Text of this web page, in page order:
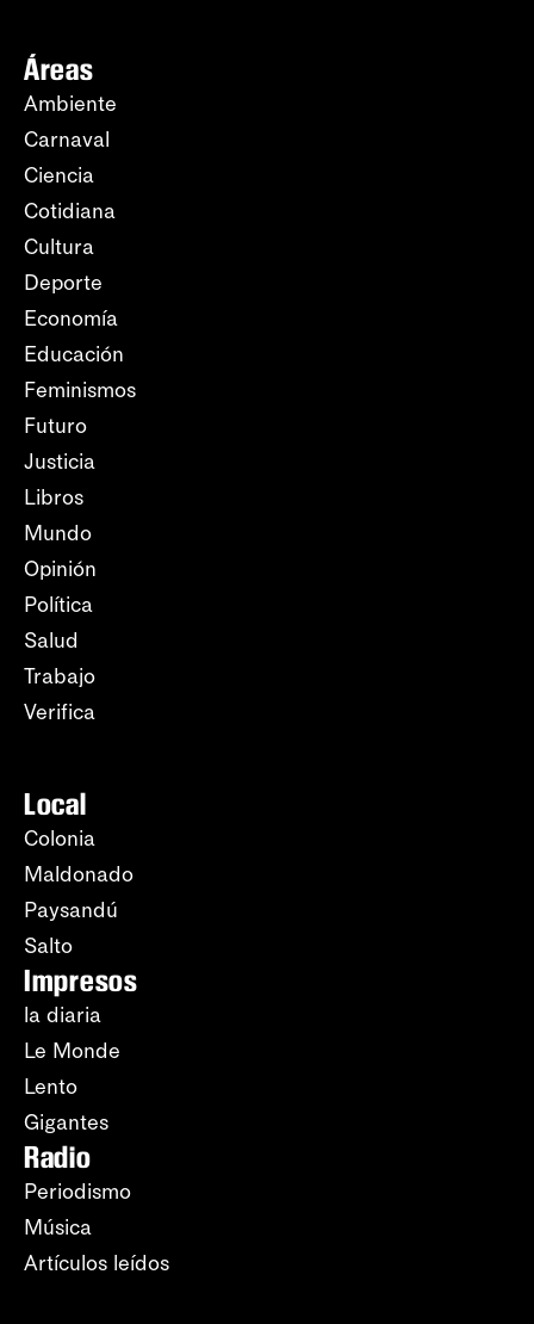
Áreas
Ambiente
Carnaval
Ciencia
Cotidiana
Cultura
Deporte
Economía
Educación
Feminismos
Futuro
Justicia
Libros
Mundo
Opinión
Política
Salud
Trabajo
Verifica
Local
Colonia
Maldonado
Paysandú
Salto
Impresos
la diaria
Le Monde
Lento
Gigantes
Radio
Periodismo
Música
Artículos leídos